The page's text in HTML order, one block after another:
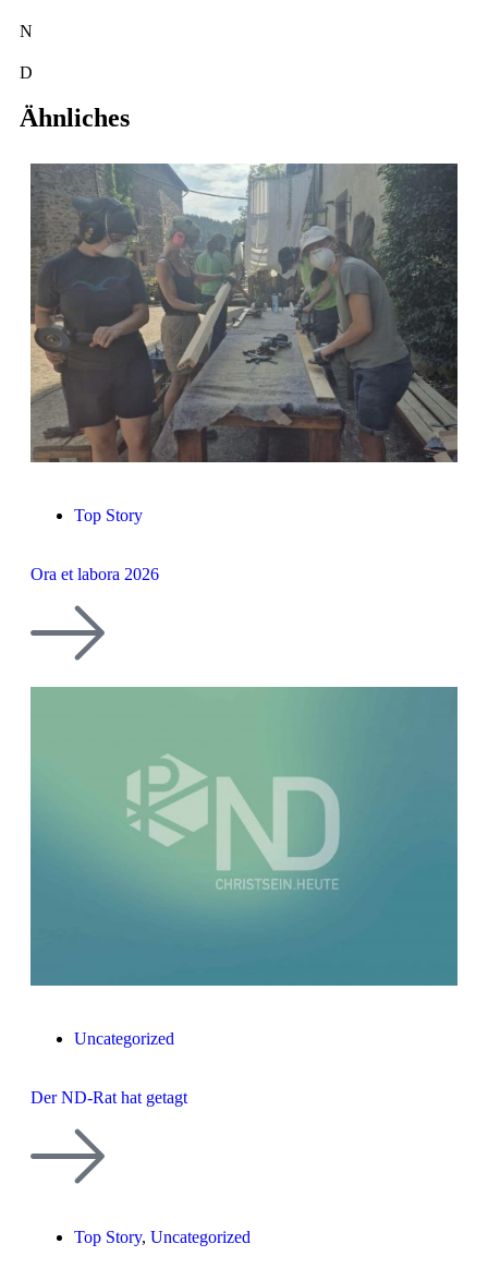
N
D
Ähnliches
Top Story
Ora et labora 2026
Uncategorized
Der ND-Rat hat getagt
Top Story, Uncategorized